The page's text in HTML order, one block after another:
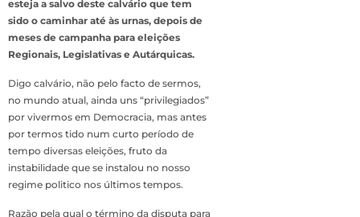
esteja a salvo deste calvário que tem
sido o caminhar até às urnas, depois de
meses de campanha para eleições
Regionais, Legislativas e Autárquicas.
Digo calvário, não pelo facto de sermos,
no mundo atual, ainda uns “privilegiados”
por vivermos em Democracia, mas antes
por termos tido num curto período de
tempo diversas eleições, fruto da
instabilidade que se instalou no nosso
regime politico nos últimos tempos.
Razão pela qual o término da disputa para